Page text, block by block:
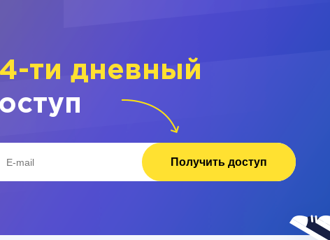
ти дневный
Получить доступ